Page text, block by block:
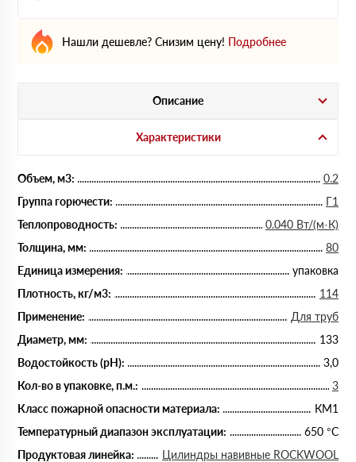
Нашли дешевле? Снизим цену! Подробнее
Описание
Характеристики
Объем, м3:
0.2
Группа горючести:
Г1
Теплопроводность:
0.040 Вт/(м·К)
Толщина, мм:
80
Единица измерения:
упаковка
Плотность, кг/м3:
114
Применение:
Для труб
Диаметр, мм:
133
Водостойкость (рН):
3,0
Кол-во в упаковке, п.м.:
3
Класс пожарной опасности материала:
КМ1
Температурный диапазон эксплуатации:
650 °С
Продуктовая линейка:
Цилиндры навивные ROCKWOOL